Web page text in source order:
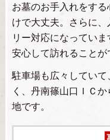
お墓のお手入れをす
けで大丈夫。さらに
リー対応になってい
安心して訪れることが
駐車場も広々してい
く、丹南篠山口ＩＣ
地です。